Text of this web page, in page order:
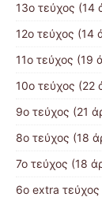
13ο τεύχος (14
12ο τεύχος (14
11ο τεύχος (19
10o τεύχος (22
9ο τεύχος (21
8ο τεύχος (18
7ο τεύχος (18
6ο extra τεύχος